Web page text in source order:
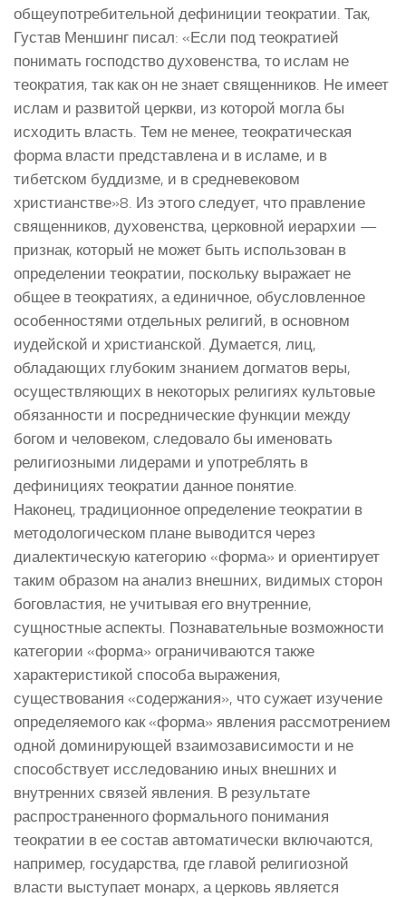
общеупотребительной дефиниции теократии. Так,
Густав Меншинг писал: «Если под теократией
понимать господство духовенства, то ислам не
теократия, так как он не знает священников. Не имеет
ислам и развитой церкви, из которой могла бы
исходить власть. Тем не менее, теократическая
форма власти представлена и в исламе, и в
тибетском буддизме, и в средневековом
христианстве»8. Из этого следует, что правление
священников, духовенства, церковной иерархии —
признак, который не может быть использован в
определении теократии, поскольку выражает не
общее в теократиях, а единичное, обусловленное
особенностями отдельных религий, в основном
иудейской и христианской. Думается, лиц,
обладающих глубоким знанием догматов веры,
осуществляющих в некоторых религиях культовые
обязанности и посреднические функции между
богом и человеком, следовало бы именовать
религиозными лидерами и употреблять в
дефинициях теократии данное понятие.
Наконец, традиционное определение теократии в
методологическом плане выводится через
диалектическую категорию «форма» и ориентирует
таким образом на анализ внешних, видимых сторон
боговластия, не учитывая его внутренние,
сущностные аспекты. Познавательные возможности
категории «форма» ограничиваются также
характеристикой способа выражения,
существования «содержания», что сужает изучение
определяемого как «форма» явления рассмотрением
одной доминирующей взаимозависимости и не
способствует исследованию иных внешних и
внутренних связей явления. В результате
распространенного формального понимания
теократии в ее состав автоматически включаются,
например, государства, где главой религиозной
власти выступает монарх, а церковь является